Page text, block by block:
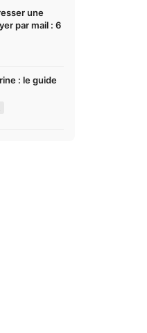
une
par mail : 6
: le guide